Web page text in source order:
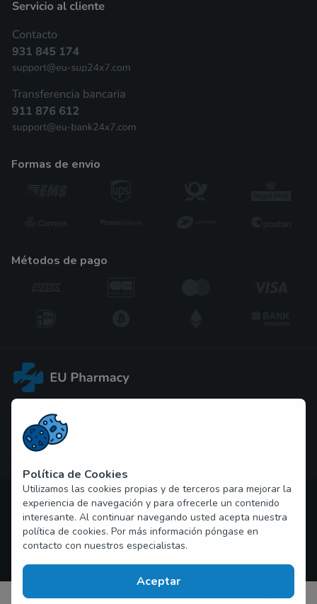
formas de envio
métodos de pago
Acerca de Nosotros
PP. FF
Propiedad intelectual © 2026 pastillasespana.net Todos los
derechos reservados
Política de Cookies
Utilizamos las cookies propias y de terceros para mejorar la
experiencia de navegación y para ofrecerle un contenido
interesante. Al continuar navegando usted acepta nuestra
política de cookies. Por más información póngase en
contacto con nuestros especialistas.
Aceptar